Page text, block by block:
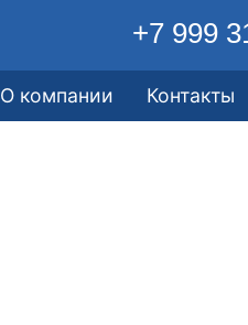
+7 999
О компании Контакты